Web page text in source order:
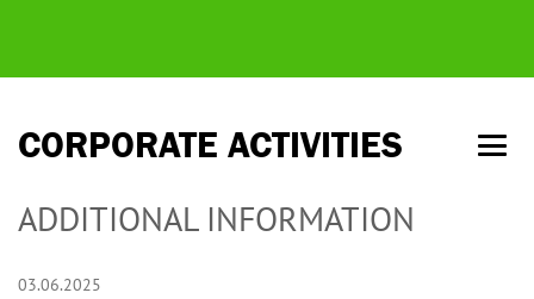
CORPORATE ACTIVITIES
ADDITIONAL INFORMATION
03.06.2025